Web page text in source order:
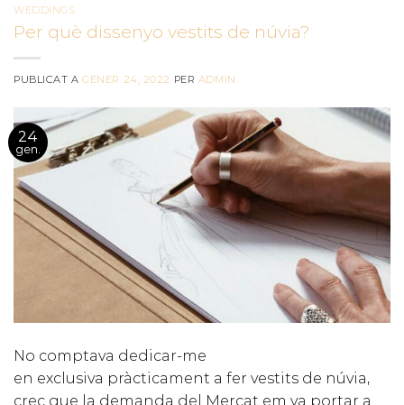
WEDDINGS
Per què dissenyo vestits de núvia?
PUBLICAT AGENER 24, 2022 PER ADMIN
24
gen.
No comptava dedicar-me
en exclusiva pràcticament a fer vestits de núvia,
crec que la demanda del Mercat em va portar a